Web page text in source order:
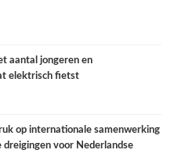
aantal jongeren en
elektrisch fietst
op internationale samenwerking
voor Nederlandse